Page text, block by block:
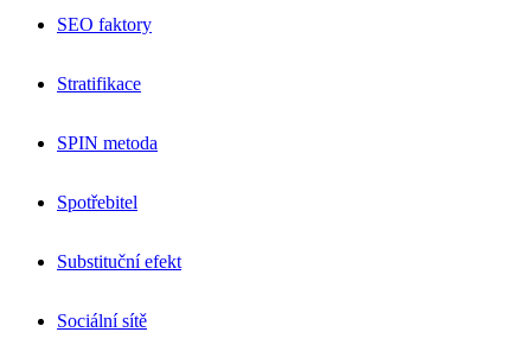
SEO faktory
Stratifikace
SPIN metoda
Spotřebitel
Substituční efekt
Sociální sítě